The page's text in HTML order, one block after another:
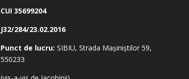
CUI 35699204
J32/284/23.02.2016
Punct de lucru: SIBIU, Strada Mașiniștilor 59,
550233